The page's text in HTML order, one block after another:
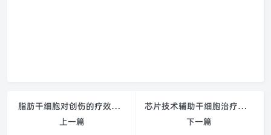
脂肪干细胞对创伤的疗效显著
上一篇
芯片技术辅助干细胞治疗眼疾
下一篇